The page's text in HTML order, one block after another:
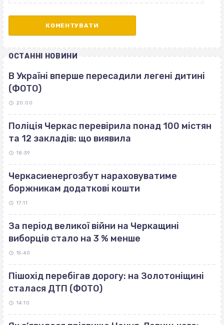
ОСТАННІ НОВИНИ
В Україні вперше пересадили легені дитині
(ФОТО)
20:00
Поліція Черкас перевірила понад 100 містян
та 12 закладів: що виявила
18:39
Черкасиенергозбут нараховуватиме
боржникам додаткові кошти
17:11
За період великої війни на Черкащині
виборців стало на 3 % менше
15:40
Пішохід перебігав дорогу: на Золотоніщині
сталася ДТП (ФОТО)
14:10